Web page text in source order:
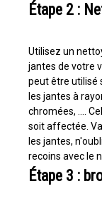
Étape 2 :
Utilisez un
jantes de votre
peut être utilisé
les jantes à
chromées, ....
soit affectée.
les jantes,
recoins avec le
Étape 3 :